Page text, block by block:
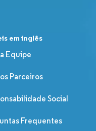
em inglês
Equipe
Parceiros
Social
Frequentes